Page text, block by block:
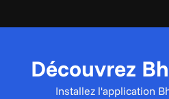
Découvrez
Installez l'application